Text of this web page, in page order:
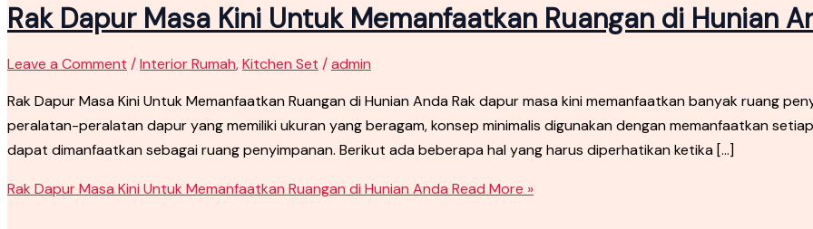
Rak Dapur Masa Kini Untuk Memanfaatkan Ruangan di Hunian
Leave a Comment /Interior Rumah,Kitchen Set /admin
Rak Dapur Masa Kini Untuk Memanfaatkan Ruangan di Hunian Anda Rak dapur masa kini memanfaatkan banyak ruang
peralatan-peralatan dapur yang memiliki ukuran yang beragam, konsep minimalis digunakan dengan memanfaatkan
dapat dimanfaatkan sebagai ruang penyimpanan. Berikut ada beberapa hal yang harus diperhatikan ketika […]
Rak Dapur Masa Kini Untuk Memanfaatkan Ruangan di Hunian Anda Read More »